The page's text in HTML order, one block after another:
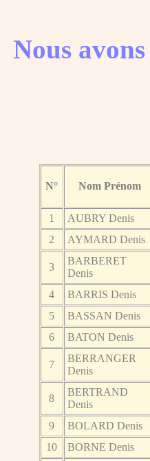
Nous
N° Nom Prénom
1 AUBRY Denis
2
AYMARD Denis
3
BARBERET
Denis
4 BARRIS Denis
5
BASSAN Denis
6
BATON Denis
7
BERRANGER
Denis
8
BERTRAND
Denis
9 BOLARD Denis
10
BORNE Denis